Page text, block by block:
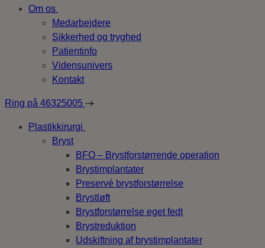
Om os
Medarbejdere
Sikkerhed og tryghed
Patientinfo
Vidensunivers
Kontakt
Ring på 46325005
Plastikkirurgi
Bryst
BFO – Brystforstørrende operation
Brystimplantater
Preservé brystforstørrelse
Brystløft
Brystforstørrelse eget fedt
Brystreduktion
Udskiftning af brystimplantater